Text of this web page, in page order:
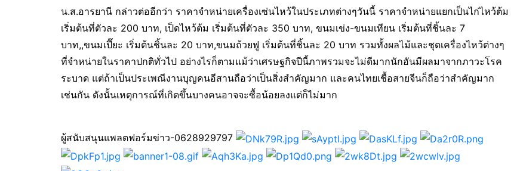
น.ส.อารยานี กล่าวต่ออีกว่า ราคาจำหน่ายเครื่องเซ่นไหว้ในประเภทต่างๆวันนี้ ราคาจำหน่ายแยกเป็นไก่ไหว้ต้ม
เริ่มต้นที่ตัวละ 200 บาท, เป็ดไหว้ต้ม เริ่มต้นที่ตัวละ 350 บาท, ขนมเข่ง-ขนมเทียน เริ่มต้นที่ชิ้นละ 7
บาท,,ขนมเปี๊ยะ เริ่มต้นชิ้นละ 20 บาท,ขนมถ้วยฟู เริ่มต้นที่ชิ้นละ 20 บาท รวมทั้งผลไม้และชุดเครื่องไหว้ต่างๆ
ที่จำหน่ายในราคาปกติทั่วไป อย่างไรก็ตามแม้ว่าเศรษฐกิจปีนี้ภาพรวมจะไม่ดีมากนักอันมีผลมาจากภาวะโรค
ระบาด แต่ถ้าเป็นประเพณีงานบุญคนอีสานถือว่าเป็นสิ่งสำคัญมาก และคนไทยเชื้อสายจีนก็ถือว่าสำคัญมาก
เช่นกัน ดังนั้นเหตุการณ์ที่เกิดขึ้นบางคนอาจจะซื้อน้อยลงแต่ก็ไม่มาก
ผู้สนับสนุนแพลตฟอร์มข่าว-0628929797